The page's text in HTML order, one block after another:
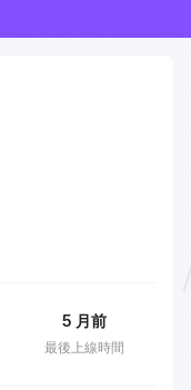
最後上線時間
5 月前